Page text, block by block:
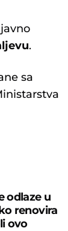
.
sa
odlaze u
renovira
ovo